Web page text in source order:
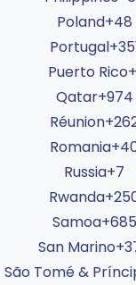
Poland+48
Portugal
Puerto Rico
Qatar+974
Réunion
Romania
Russia+7
Rwanda
Samoa+685
San Marino
São Tomé &